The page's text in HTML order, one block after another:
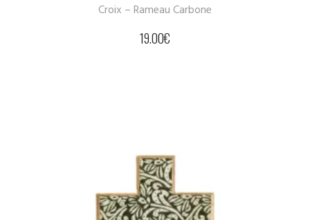
Croix – Rameau Carbone
19.00€